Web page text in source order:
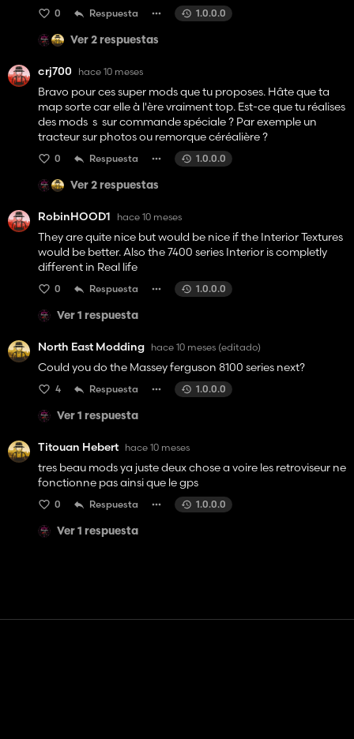
0 Respuesta 1.0.0.0
Ver 2 respuestas
crj700 hace 10 meses
Bravo pour ces super mods que tu proposes. Hâte que ta
map sorte car elle à l'ère vraiment top. Est-ce que tu réalises
des mods s sur commande spéciale ? Par exemple un
tracteur sur photos ou remorque céréalière ?
0 Respuesta 1.0.0.0
Ver 2 respuestas
RobinHOOD1 hace 10 meses
They are quite nice but would be nice if the Interior Textures
would be better. Also the 7400 series Interior is completly
different in Real life
0 Respuesta 1.0.0.0
Ver 1 respuesta
North East Modding hace 10 meses (editado)
Could you do the Massey ferguson 8100 series next?
4 Respuesta 1.0.0.0
Ver 1 respuesta
Titouan Hebert hace 10 meses
tres beau mods ya juste deux chose a voire les retroviseur ne
fonctionne pas ainsi que le gps
0 Respuesta 1.0.0.0
Ver 1 respuesta